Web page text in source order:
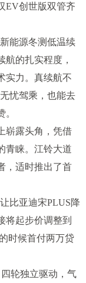
EV创世版双管齐
能源冬测低温续
的扎实程度，
实力。真续航不
忧驾乘，也能去
露头角，凭借
青睐。江铃大道
，适时推出了首
比亚迪宋PLUS降
将起步价调整到
时候首付两万贷
轮独立驱动，气